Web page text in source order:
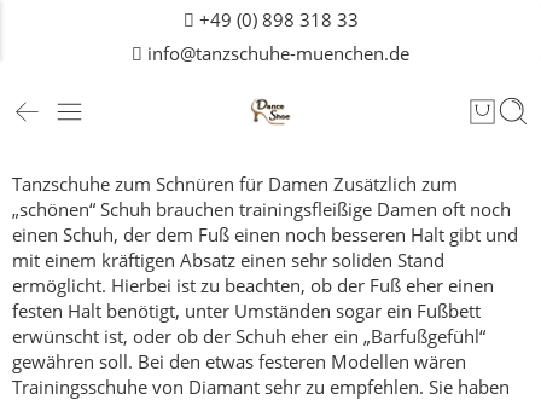
+49 (0) 898 318 33
info@tanzschuhe-muenchen.de
Tanzschuhe zum Schnüren für Damen Zusätzlich zum
„schönen“ Schuh brauchen trainingsfleißige Damen oft noch
einen Schuh, der dem Fuß einen noch besseren Halt gibt und
mit einem kräftigen Absatz einen sehr soliden Stand
ermöglicht. Hierbei ist zu beachten, ob der Fuß eher einen
festen Halt benötigt, unter Umständen sogar ein Fußbett
erwünscht ist, oder ob der Schuh eher ein „Barfußgefühl“
gewähren soll. Bei den etwas festeren Modellen wären
Trainingsschuhe von Diamant sehr zu empfehlen. Sie haben